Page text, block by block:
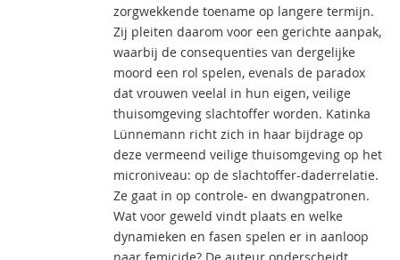
zorgwekkende toename op langere termijn.
Zij pleiten daarom voor een gerichte aanpak,
waarbij de consequenties van dergelijke
moord een rol spelen, evenals de paradox
dat vrouwen veelal in hun eigen, veilige
thuisomgeving slachtoffer worden. Katinka
Lünnemann richt zich in haar bijdrage op
deze vermeend veilige thuisomgeving op het
microniveau: op de slachtoffer-daderrelatie.
Ze gaat in op controle- en dwangpatronen.
Wat voor geweld vindt plaats en welke
dynamieken en fasen spelen er in aanloop